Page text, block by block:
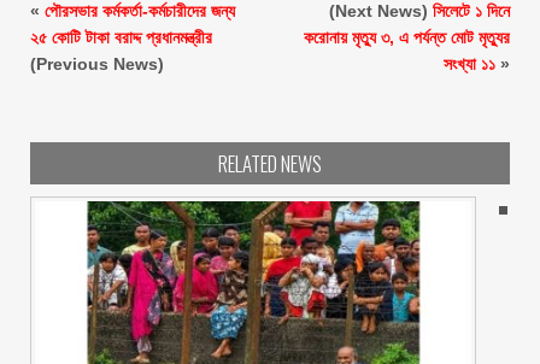
« পৌরসভার কর্মকর্তা-কর্মচারীদের জন্য
২৫ কোটি টাকা বরাদ্দ প্রধানমন্ত্রীর
(Previous News)
(Next News) সিলেটে ১ দিনে
করোনায় মৃত্যু ৩, এ পর্যন্ত মোট মৃত্যুর
সংখ্যা ১১ »
RELATED NEWS